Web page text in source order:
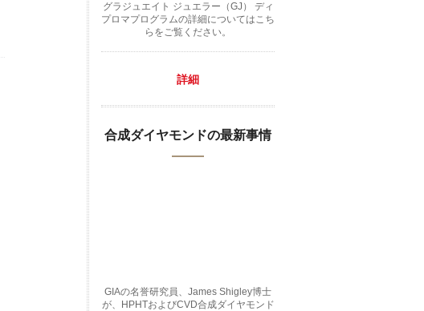
グラジュエイト ジュエラー（GJ） ディ
プロマプログラムの詳細についてはこち
らをご覧ください。
詳細
合成ダイヤモンドの最新事情
GIAの名誉研究員、James Shigley博士
が、HPHTおよびCVD合成ダイヤモンド